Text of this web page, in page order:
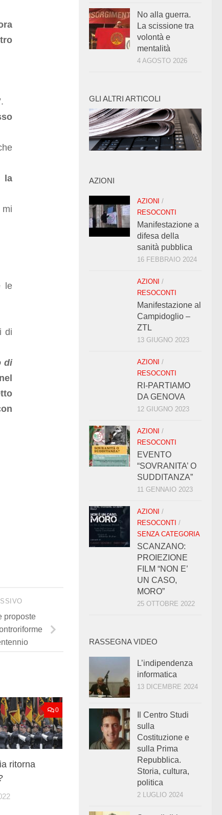
la
le
di
di
proposte
0
ritorna
No alla guerra.
La scissione tra
volontà e
mentalità
4 AGOSTO 2026
GLI ALTRI ARTICOLI
AZIONI
AZIONI /
RESOCONTI
Manifestazione a
difesa della
sanità pubblica
16 FEBBRAIO 2024
AZIONI /
RESOCONTI
Manifestazione al
Campidoglio –
ZTL
13 GIUGNO 2023
AZIONI /
RESOCONTI
RI-PARTIAMO
DA GENOVA
12 GIUGNO 2023
AZIONI /
RESOCONTI
EVENTO
“SOVRANITA’ O
SUDDITANZA”
11 GENNAIO 2023
AZIONI /
RESOCONTI /
SENZA CATEGORIA
SCANZANO:
PROIEZIONE
FILM “NON E’
UN CASO,
MORO”
25 OTTOBRE 2022
RASSEGNA VIDEO
L’indipendenza
informatica
13 DICEMBRE 2024
Il Centro Studi
sulla
Costituzione e
sulla Prima
Repubblica.
Storia, cultura,
politica
2 LUGLIO 2024